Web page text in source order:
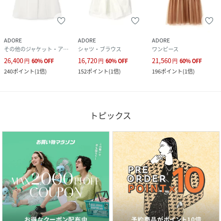
ADORE
その他のジャケット・アウター
26,400円 60%OFF
240ポイント(1倍)
ADORE
シャツ・ブラウス
16,720円 60%OFF
152ポイント(1倍)
ADORE
ワンピース
21,560円 60%OFF
196ポイント(1倍)
トピックス